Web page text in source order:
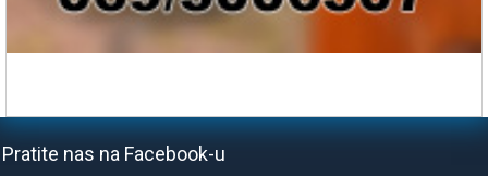
Pratite nas na Facebook-u